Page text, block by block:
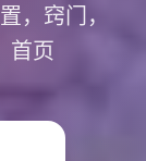
，窍门，
首页